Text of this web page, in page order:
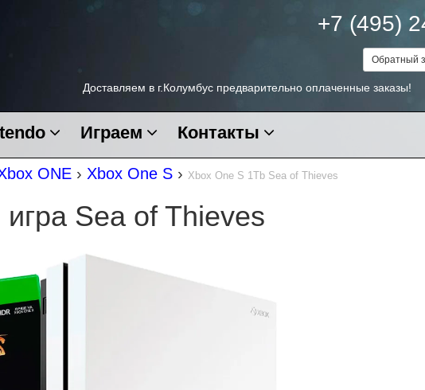
+7 (495)
Обратный
Доставляем в г.Колумбус предварительно оплаченные заказы!
Играем Контакты
ONE › Xbox One S › Xbox One S 1Tb Sea of Thieves
Sea of Thieves